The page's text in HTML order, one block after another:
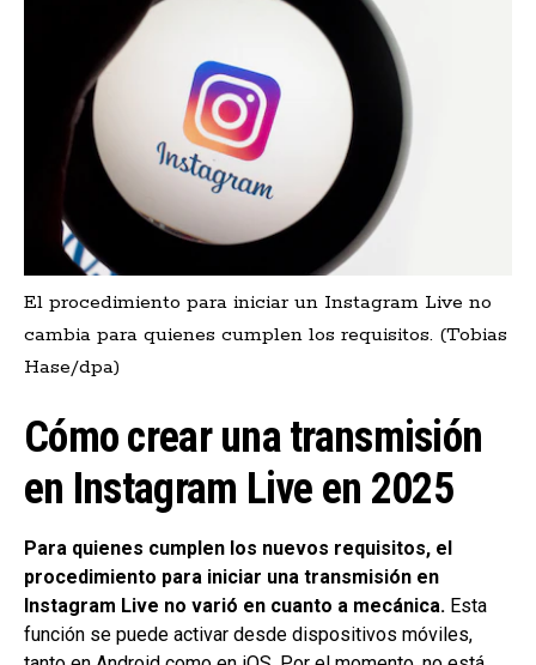
El procedimiento para iniciar un Instagram Live no
cambia para quienes cumplen los requisitos. (Tobias
Hase/dpa)
Cómo crear una transmisión
en Instagram Live en 2025
Para quienes cumplen los nuevos requisitos, el
procedimiento para iniciar una transmisión en
Instagram Live no varió en cuanto a mecánica. Esta
función se puede activar desde dispositivos móviles,